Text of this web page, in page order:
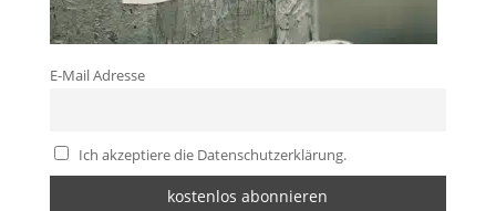
E-Mail Adresse
Ich akzeptiere die Datenschutzerklärung.